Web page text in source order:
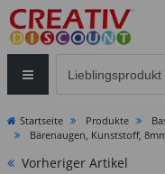
Startseite Produkte
Bärenaugen, Kunststoff,
Vorheriger Artikel